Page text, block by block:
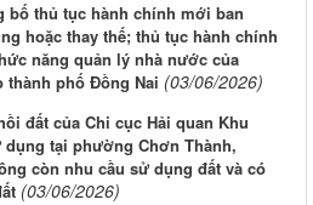
bố thủ tục hành chính mới ban
hoặc thay thế; thủ tục hành chính
năng quản lý nhà nước của
thành phố Đồng Nai (03/06/2026)
đất của Chi cục Hải quan Khu
tại phường Chơn Thành,
còn nhu cầu sử dụng đất và có
(03/06/2026)